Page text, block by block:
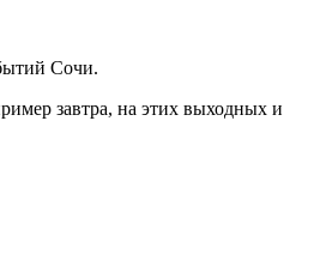
Сочи.
завтра, на этих выходных и